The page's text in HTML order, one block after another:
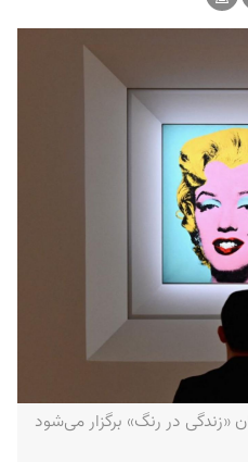
«زندگی در رنگ» برگزار می‌شود